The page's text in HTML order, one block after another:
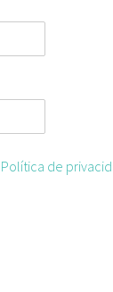
Política de